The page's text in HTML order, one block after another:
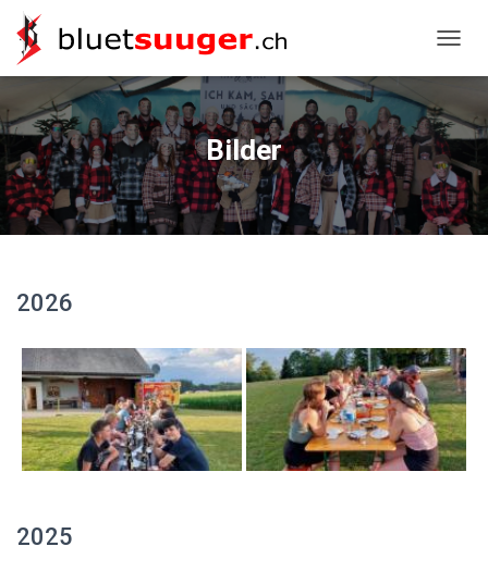
Bilder
2026
2025